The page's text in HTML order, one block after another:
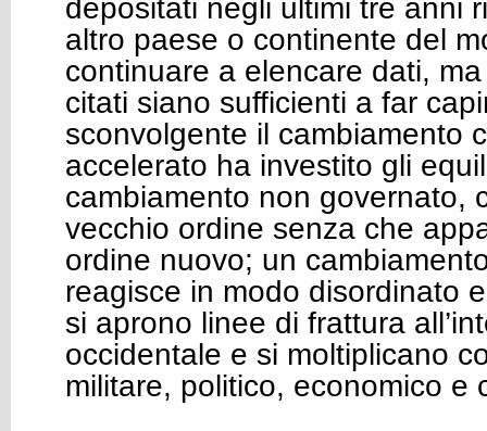
depositati negli ultimi tre anni
altro paese o continente del
continuare a elencare dati,
citati siano sufficienti a far
sconvolgente il cambiamento
accelerato ha investito gli
cambiamento non governato,
vecchio ordine senza che
ordine nuovo; un
reagisce in modo disordinato
si aprono linee di frattura
occidentale e si moltiplicano
militare, politico, economico e